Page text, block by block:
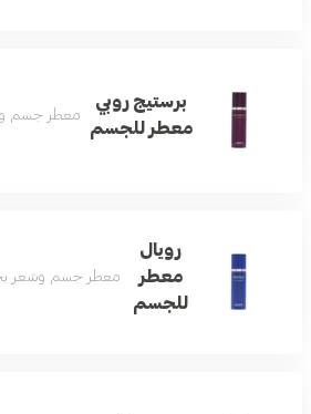
برستيج روبي
معطر للجسم
معطر جسم
رويال
معطر
للجسم
معطر جسم وشعر